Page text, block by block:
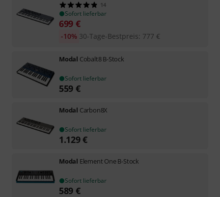
14
Sofort lieferbar
699 €
30-Tage-Bestpreis: 777 €
-10%
Modal Cobalt8 B-Stock
Sofort lieferbar
559 €
Modal Carbon8X
Sofort lieferbar
1.129€
Modal Element One B-Stock
Sofort lieferbar
589 €